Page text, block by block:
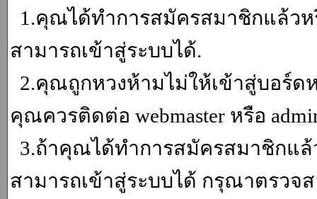
1.คุณได้ทำการสมัครสมาชิกแล้ว
สามารถเข้าสู่ระบบได้.
2.คุณถูกหวงห้ามไม่ให้เข้าสู่บอร์ด
คุณควรติดต่อ webmaster หรือ
3.ถ้าคุณได้ทำการสมัครสมาชิกแ
สามารถเข้าสู่ระบบได้ กรุณาตรวจส